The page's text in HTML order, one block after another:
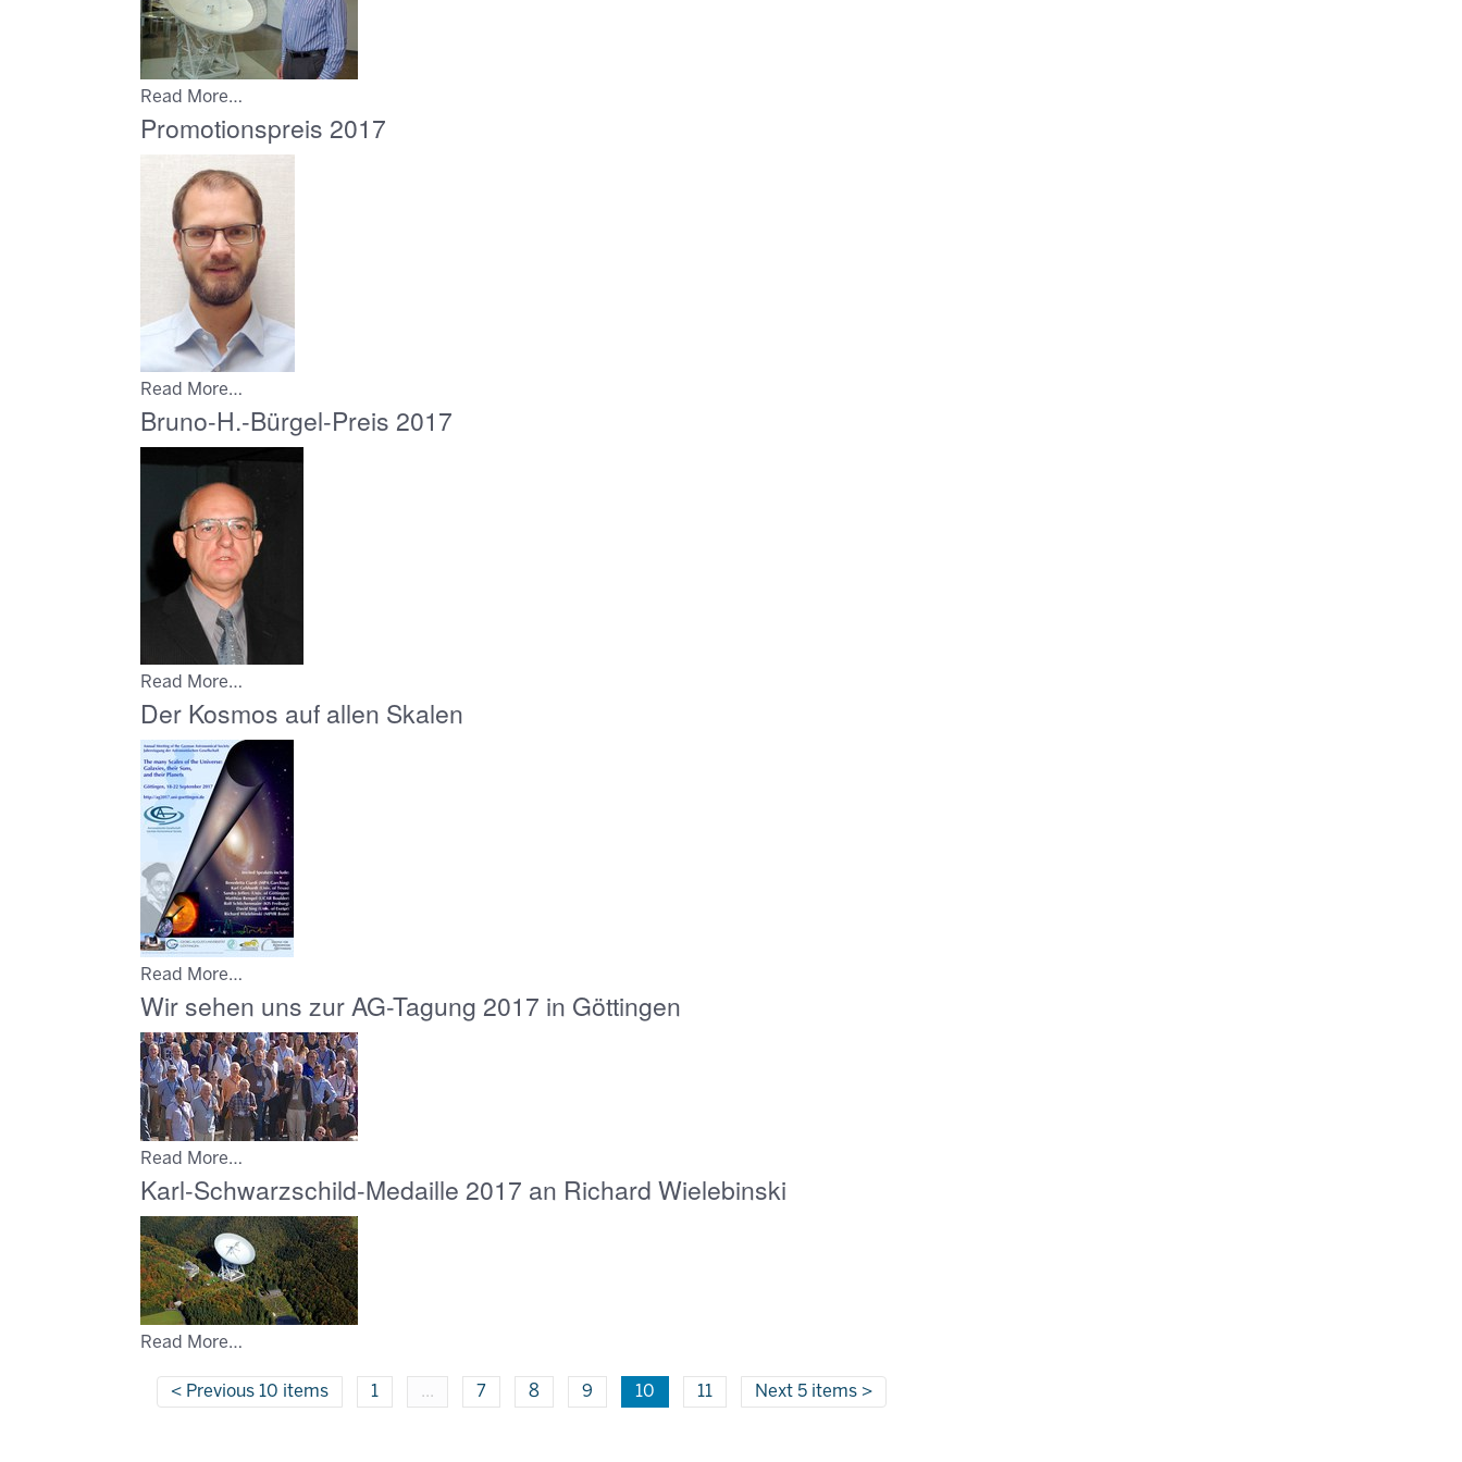
Read More…
Promotionspreis 2017
Read More…
Bruno-H.-Bürgel-Preis 2017
Read More…
Der Kosmos auf allen Skalen
Read More…
Wir sehen uns zur AG-Tagung 2017 in Göttingen
Read More…
Karl-Schwarzschild-Medaille 2017 an Richard Wielebinski
Read More…
Previous 10 items 1 ... 7 8 9 10 11 Next 5 items